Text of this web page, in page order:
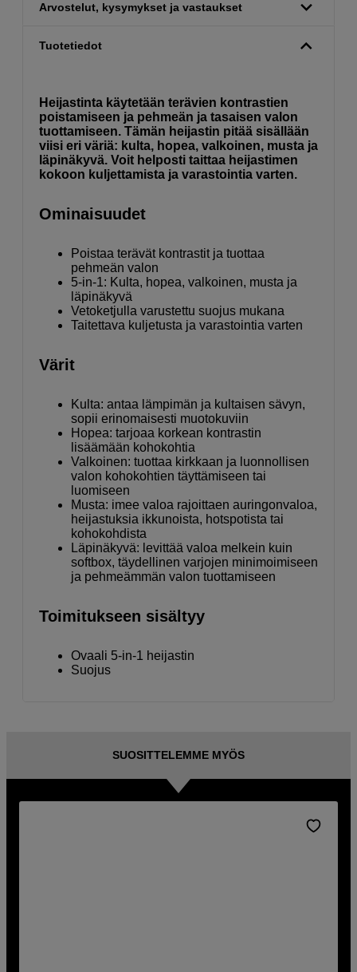
Arvostelut, kysymykset ja vastaukset
Tuotetiedot
Heijastinta käytetään terävien kontrastien
poistamiseen ja pehmeän ja tasaisen valon
tuottamiseen. Tämän heijastin pitää sisällään
viisi eri väriä: kulta, hopea, valkoinen, musta ja
läpinäkyvä. Voit helposti taittaa heijastimen
kokoon kuljettamista ja varastointia varten.
Ominaisuudet
Poistaa terävät kontrastit ja tuottaa
pehmeän valon
5-in-1: Kulta, hopea, valkoinen, musta ja
läpinäkyvä
Vetoketjulla varustettu suojus mukana
Taitettava kuljetusta ja varastointia varten
Värit
Kulta: antaa lämpimän ja kultaisen sävyn,
sopii erinomaisesti muotokuviin
Hopea: tarjoaa korkean kontrastin
lisäämään kohokohtia
Valkoinen: tuottaa kirkkaan ja luonnollisen
valon kohokohtien täyttämiseen tai
luomiseen
Musta: imee valoa rajoittaen auringonvaloa,
heijastuksia ikkunoista, hotspotista tai
kohokohdista
Läpinäkyvä: levittää valoa melkein kuin
softbox, täydellinen varjojen minimoimiseen
ja pehmeämmän valon tuottamiseen
Toimitukseen sisältyy
Ovaali 5-in-1 heijastin
Suojus
SUOSITTELEMME MYÖS